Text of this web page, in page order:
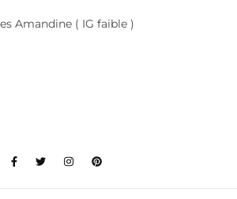
Amandine ( IG faible )